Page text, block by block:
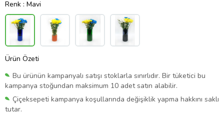
Renk : Mavi
Ürün Özeti
Bu ürünün kampanyalı satışı stoklarla sınırlıdır. Bir tüketici bu
kampanya stoğundan maksimum 10 adet satın alabilir.
Çiçeksepeti kampanya koşullarında değişiklik yapma hakkını saklı
tutar.